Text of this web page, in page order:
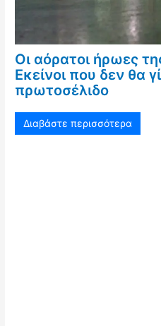
Οι αόρατοι ήρωες
Εκείνοι που δεν θα
πρωτοσέλιδο
Διαβάστε περισσότερα